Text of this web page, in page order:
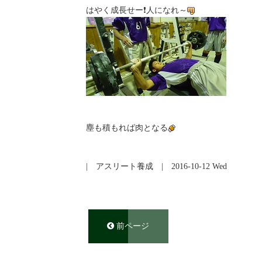
はやく成長せー❗人になれ～
塵も積もれば肉となる
アスリート養成 | 2016-10-12 Wed
前ページ